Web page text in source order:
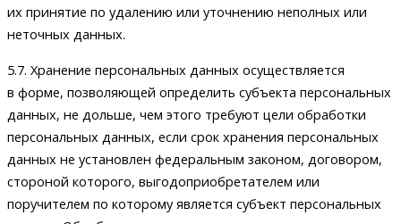
их принятие по удалению или уточнению неполных или
неточных данных.
5.7. Хранение персональных данных осуществляется
в форме, позволяющей определить субъекта персональных
данных, не дольше, чем этого требуют цели обработки
персональных данных, если срок хранения персональных
данных не установлен федеральным законом, договором,
стороной которого, выгодоприобретателем или
поручителем по которому является субъект персональных